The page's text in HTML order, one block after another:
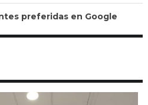
preferidas en Google